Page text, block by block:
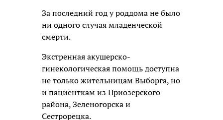
За последний год у роддома не было
ни одного случая младенческой
смерти.
Экстренная акушерско-
гинекологическая помощь доступна
не только жительницам Выборга, но
и пациенткам из Приозерского
района, Зеленогорска и
Сестрорецка.